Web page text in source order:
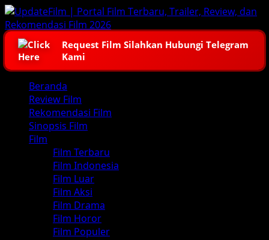
Skip
to
content
Request Film Silahkan Hubungi Telegram
Kami
Primary
Menu
Beranda
Review Film
Rekomendasi Film
Sinopsis Film
Film
Film Terbaru
Film Indonesia
Film Luar
Film Aksi
Film Drama
Film Horor
Film Populer